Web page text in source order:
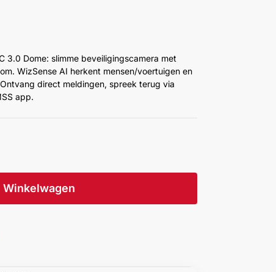
3.0 Dome: slimme beveiligingscamera met
WizSense AI herkent mensen/voertuigen en
direct meldingen, spreek terug via
app.
Winkelwagen